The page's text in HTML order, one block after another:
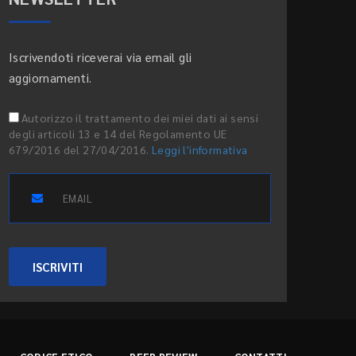
Iscrivendoti riceverai via email gli
aggiornamenti.
Autorizzo il trattamento dei miei dati ai sensi
degli articoli 13 e 14 del Regolamento UE
679/2016 del 27/04/2016. Leggi l'informativa
ISCRIVITI